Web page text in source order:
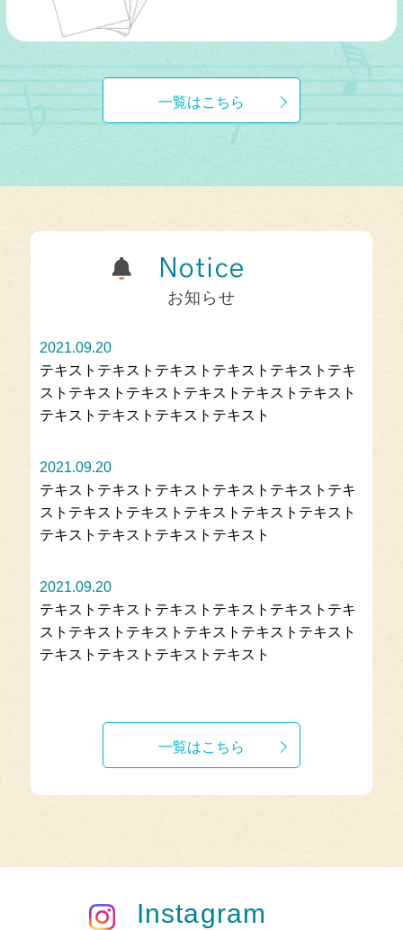
一覧はこちら
Notice
お知らせ
2021.09.20
テキストテキストテキストテキストテキストテキ
ストテキストテキストテキストテキストテキスト
テキストテキストテキストテキスト
2021.09.20
テキストテキストテキストテキストテキストテキ
ストテキストテキストテキストテキストテキスト
テキストテキストテキストテキスト
2021.09.20
テキストテキストテキストテキストテキストテキ
ストテキストテキストテキストテキストテキスト
テキストテキストテキストテキスト
一覧はこちら
Instagram